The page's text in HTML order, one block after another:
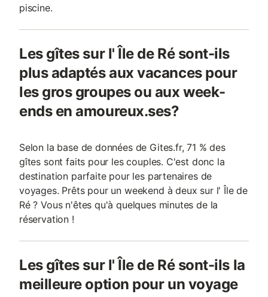
piscine.
Les gîtes sur l' Île de Ré sont-ils
plus adaptés aux vacances pour
les gros groupes ou aux week-
ends en amoureux.ses?
Selon la base de données de Gites.fr, 71 % des
gîtes sont faits pour les couples. C'est donc la
destination parfaite pour les partenaires de
voyages. Prêts pour un weekend à deux sur l' Île de
Ré ? Vous n'êtes qu'à quelques minutes de la
réservation !
Les gîtes sur l' Île de Ré sont-ils la
meilleure option pour un voyage